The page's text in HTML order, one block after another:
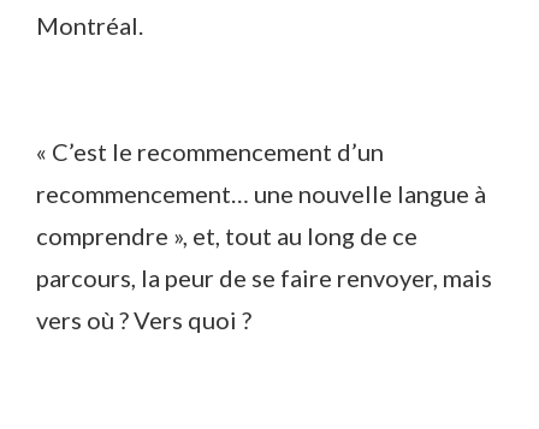
Montréal.
« C’est le recommencement d’un
recommencement… une nouvelle langue à
comprendre », et, tout au long de ce
parcours, la peur de se faire renvoyer, mais
vers où ? Vers quoi ?